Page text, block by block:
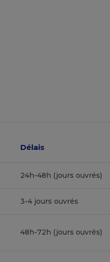
Délais
24h-48h (jours ouvrés)
3-4 jours ouvrés
48h-72h (jours ouvrés)